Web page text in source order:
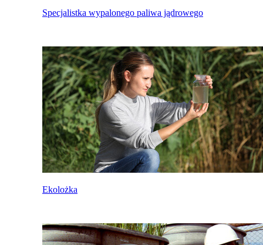
Specjalistka wypalonego paliwa jądrowego
Ekolożka